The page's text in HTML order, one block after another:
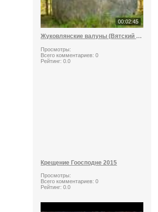
00:02:45
Жуковлянские валуны (Вятский стоунхендж)
Просмотры:
Всего комментариев:0
Рейтинг:0.0
Крещение Гоосподне 2015
Просмотры:
Всего комментариев:0
Рейтинг:0.0